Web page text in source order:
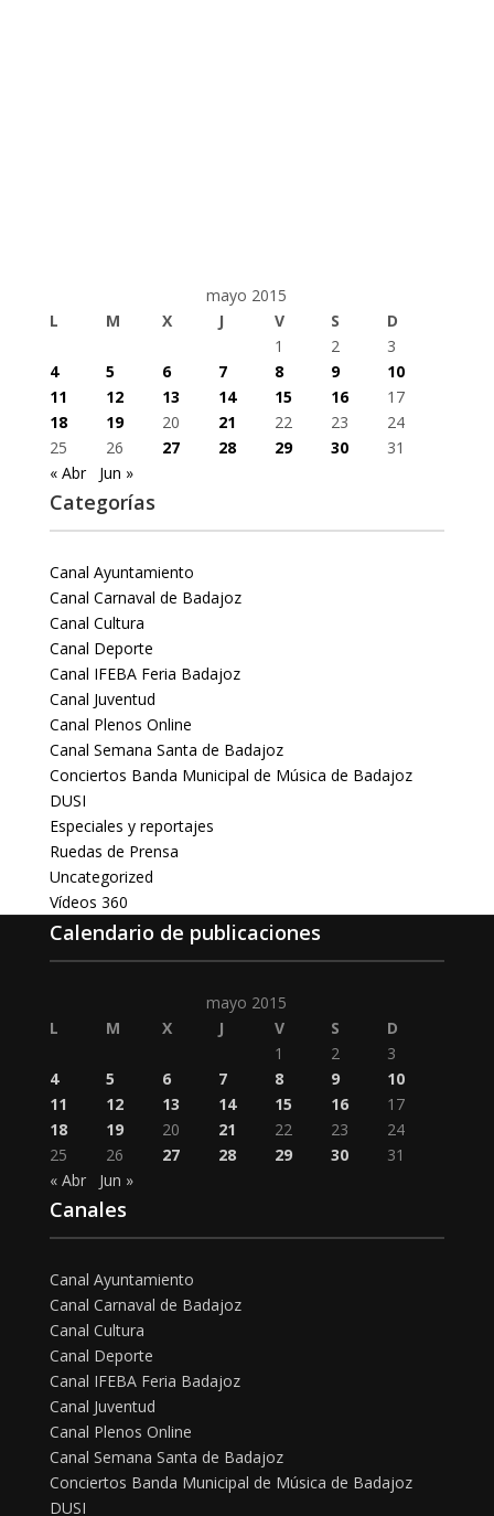
mayo 2015
L
M X J V S
D
1
2
3
4
5 6 7 8 9
10
11
12 13 14 15 16
17
18
19 20 21 22 23
24
25
26 27 28 29 30
31
« Abr
Jun »
Categorías
Canal Ayuntamiento
Canal Carnaval de Badajoz
Canal Cultura
Canal Deporte
Canal IFEBA Feria Badajoz
Canal Juventud
Canal Plenos Online
Canal Semana Santa de Badajoz
Conciertos Banda Municipal de Música de Badajoz
DUSI
Especiales y reportajes
Ruedas de Prensa
Uncategorized
Vídeos 360
Calendario de publicaciones
mayo 2015
L
M X J V S
D
1
2
3
4
5 6 7 8 9
10
11
12 13 14 15 16
17
18
19 20 21 22 23
24
25
26 27 28 29 30
31
« Abr
Jun »
Canales
Canal Ayuntamiento
Canal Carnaval de Badajoz
Canal Cultura
Canal Deporte
Canal IFEBA Feria Badajoz
Canal Juventud
Canal Plenos Online
Canal Semana Santa de Badajoz
Conciertos Banda Municipal de Música de Badajoz
DUSI